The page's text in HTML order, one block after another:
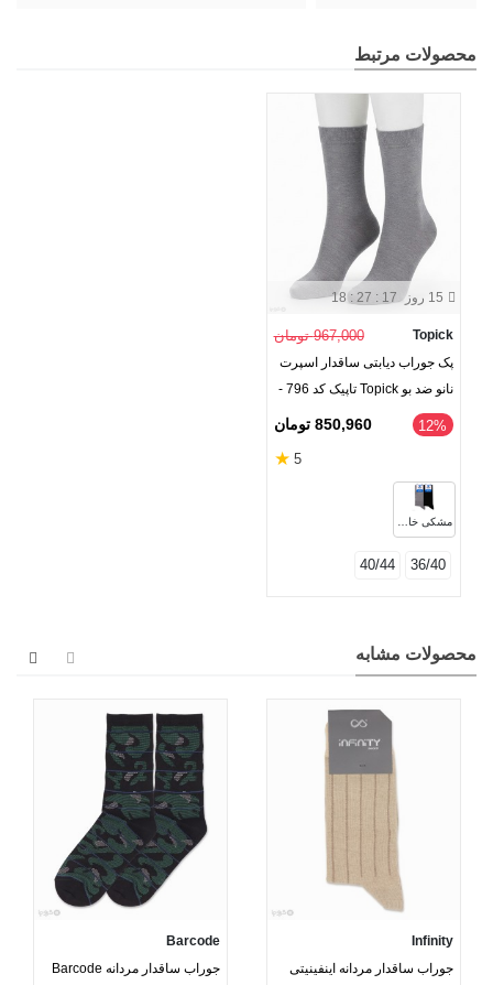
محصولات مرتبط
15 روز 18 : 27 : 17
Topick 967,000 تومان
پک جوراب دیابتی ساقدار اسپرت
نانو ضد بو Topick تاپیک کد 796 -
بسته 2 جفتی
‎12% 850,960 تومان
5
★
مشکی خاکستری
36/40
40/44
محصولات مشابه
Infinity
جوراب ساقدار مردانه اینفینیتی
Barcode
جوراب ساقدار مردانه Barcode